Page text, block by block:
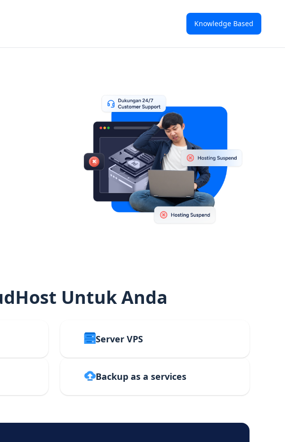
Knowledge Based
Untuk Anda
Server VPS
Backup as a services